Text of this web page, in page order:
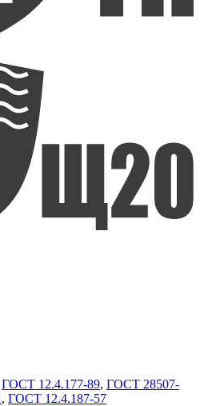
ГОСТ 12.4.177-89, ГОСТ 28507-
, ГОСТ 12.4.187-57